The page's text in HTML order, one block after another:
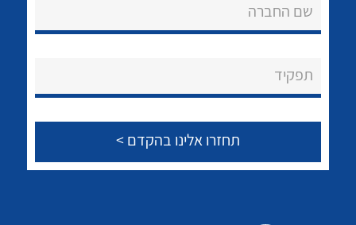
לכל מוצרי היצרן לכל מוצרי היצרן
שם החברה
תפקיד